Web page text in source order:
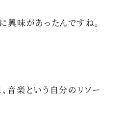
興味があったんですね。
音楽という自分のリソー